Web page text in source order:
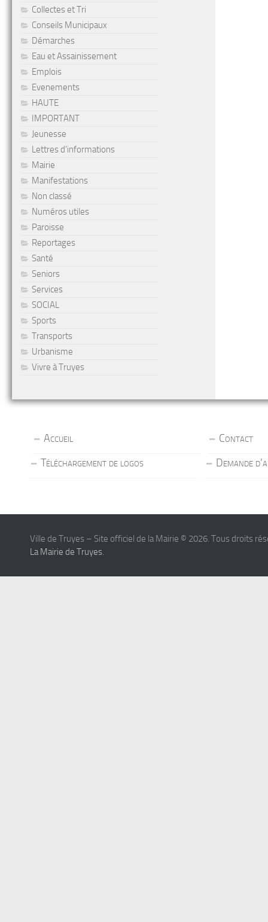
Collectes et Tri
Conseils Municipaux
Démarches
Eau et Assainissement
Emplois
Evenements
HAUTE
IMPORTANT
Jeunesse
Lettres d'informations
Mairie
Manifestations
Non classé
Numéros utiles
Paroisse
Reportages
Santé
Seniors
Services
SOCIAL
Sports
Transports
Urbanisme
Vivre à Truyes
Accueil
Contact
Téléchargement de logos
Demande
Ville de Truyes – Site officiel de la Mairie © 2026. Tous droits
La Mairie de Truyes.